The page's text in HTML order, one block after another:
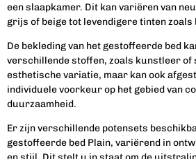
een slaapkamer. Dit kan variëren van
grijs of beige tot levendigere tinten zoals
De bekleding van het gestoffeerde bed
verschillende stoffen, zoals kunstleer of
esthetische variatie, maar kan ook
individuele voorkeur op het gebied van
duurzaamheid.
Er zijn verschillende potensets
gestoffeerde bed Plain, variërend in